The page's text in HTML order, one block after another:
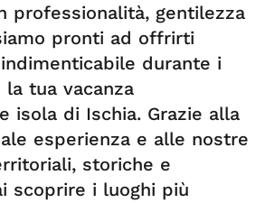
professionalità, gentilezza
pronti ad offrirti
indimenticabile durante i
tua vacanza
isola di Ischia. Grazie alla
esperienza e alle nostre
storiche e
scoprire i luoghi più